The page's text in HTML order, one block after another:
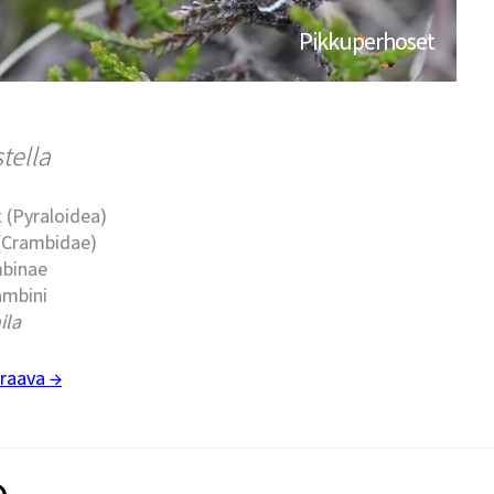
Pikkuperhoset
(Pyraloidea)
→